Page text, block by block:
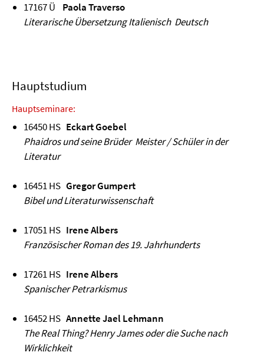
17167 Ü Paola Traverso
Literarische Übersetzung Italienisch Deutsch
Hauptstudium
Hauptseminare:
16450 HS Eckart Goebel
Phaidros und seine Brüder Meister / Schüler in der
Literatur
16451 HS Gregor Gumpert
Bibel und Literaturwissenschaft
17051 HS Irene Albers
Französischer Roman des 19. Jahrhunderts
17261 HS Irene Albers
Spanischer Petrarkismus
16452 HS Annette Jael Lehmann
The Real Thing? Henry James oder die Suche nach
Wirklichkeit